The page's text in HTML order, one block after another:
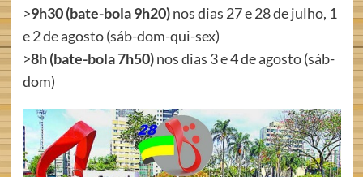
>9h30 (bate-bola 9h20)nos dias 27 e 28 de julho, 1
e 2 de agosto (sáb-dom-qui-sex)
>8h (bate-bola 7h50)nos dias 3 e 4 de agosto (sáb-
dom)